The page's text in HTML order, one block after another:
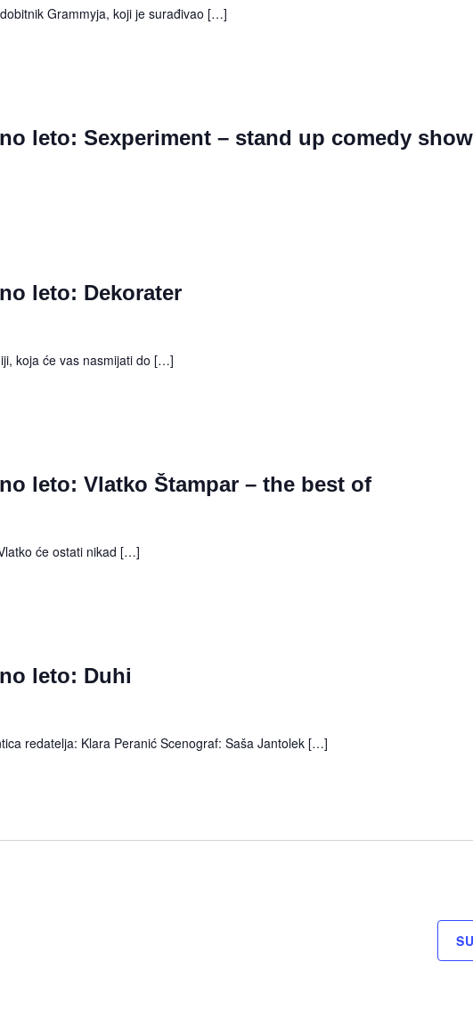
Grammyja, koji je surađivao […]
leto: Sexperiment – stand up comedy
leto: Dekorater
koja će vas nasmijati do […]
leto: Vlatko Štampar – the best of
će ostati nikad […]
leto: Duhi
redatelja: Klara Peranić Scenograf: Saša Jantolek […]